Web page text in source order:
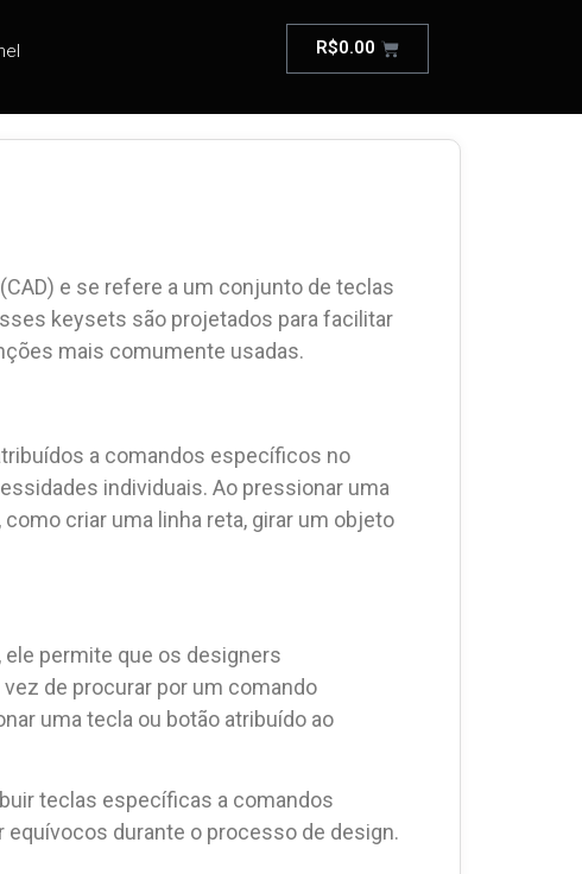
R$0.00
e se refere a um conjunto de teclas
keysets são projetados para facilitar
mais comumente usadas.
a comandos específicos no
individuais. Ao pressionar uma
criar uma linha reta, girar um objeto
permite que os designers
de procurar por um comando
uma tecla ou botão atribuído ao
teclas específicas a comandos
durante o processo de design.